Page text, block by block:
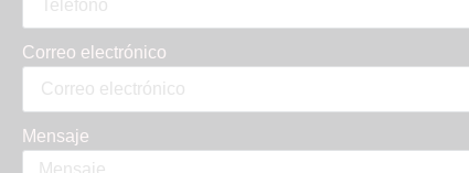
Correo electrónico
Mensaje